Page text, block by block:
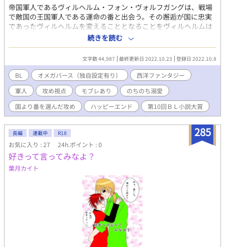
帝国軍人であるヴィルヘルム・フォン・ヴォルフガングは、戦場
で敵国の王国軍人である運命の番と出会う。その邂逅が国に忠実
であったヴィルヘルムを変えることとなることをヴィルヘルムは
まだ知らない。 冷酷であったはずの中将α×自己犠牲系愛国者
大尉ΩのオメガバースファンタジーＢＬ。※オメガバースの設定を
お借りしていますが一部独自設定有。 一話二千～五千字前後。
★が付いてる話は程度にかぎらず性描写有。[※ムーンライトノベ
ルズにも投稿しています]
続きを読む
文字数 44,987 最終更新日 2022.10.23 登録日 2022.10.8
BL オメガバース（独自設定有り）
西洋ファンタジー
軍人
攻め視点 モブレあり
のちのち溺愛
国より番を選んだ攻め
ハッピーエンド 第10回ＢＬ小説大賞
285
長編 連載中 R18
お気に入り : 27 24h.ポイント : 0
好きって言ってみなよ？
葉月カイト